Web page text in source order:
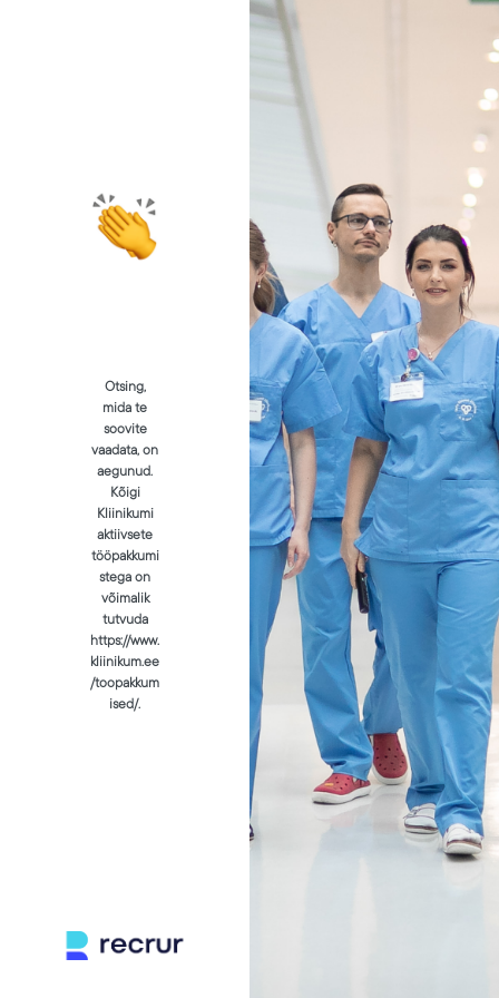
Otsing,
mida te
soovite
vaadata, on
aegunud.
Kõigi
Kliinikumi
aktiivsete
tööpakkumi
stega on
võimalik
tutvuda
https://www.
kliinikum.ee
/toopakkum
ised/.